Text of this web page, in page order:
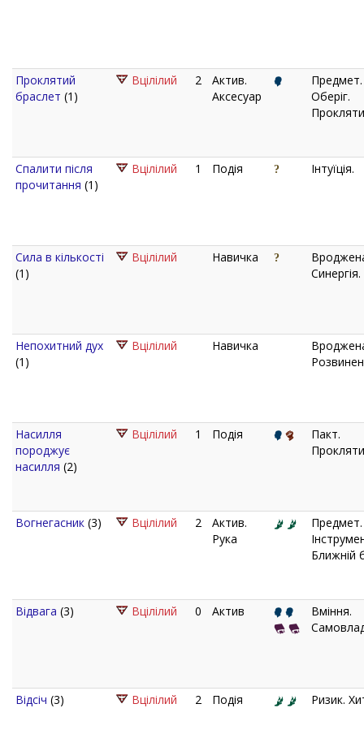
Проклятий
браслет (1)
Вцілілий 2
Актив.
Аксесуар
Предмет.
Оберіг.
Спалити після
прочитання (1)
Вцілілий 1 Подія Інтуїція.
Сила в кількості
(1)
Вцілілий Навичка
Синергія.
Непохитний дух
(1)
Вцілілий Навичка
Насилля
породжує
насилля (2)
Вцілілий 1 Подія
Пакт.
Вогнегасник (3) Вцілілий 2
Актив.
Рука
Предмет.
Ближній
Відвага (3) Вцілілий 0 Актив
Вміння.
Відсіч (3) Вцілілий 2 Подія Ризик.